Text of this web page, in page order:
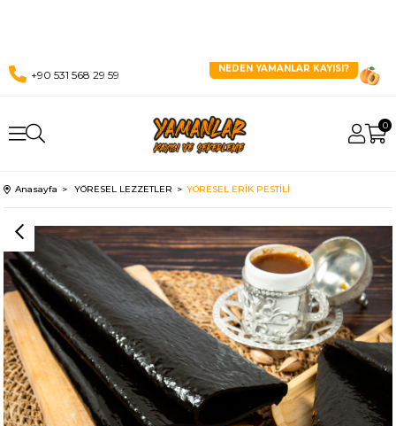
+90 531 568 29 59 NEDEN YAMANLAR KAYISI?
0
Anasayfa YÖRESEL LEZZETLER YÖRESEL ERİK PESTİLİ